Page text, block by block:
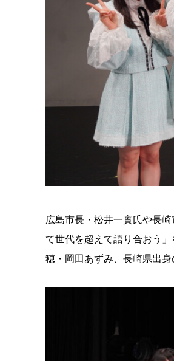
広島市長・松井一實氏や長
て世代を超えて語り合おう
穂・岡田あずみ、長崎県出